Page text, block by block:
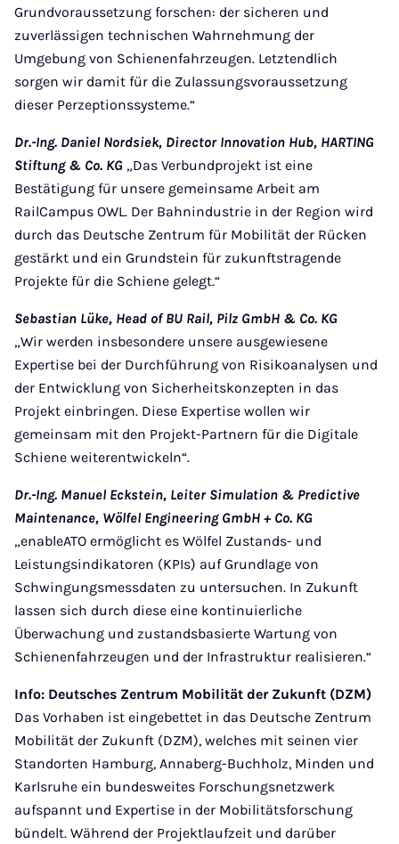
Grundvoraussetzung forschen: der sicheren und
zuverlässigen technischen Wahrnehmung der
Umgebung von Schienenfahrzeugen. Letztendlich
sorgen wir damit für die Zulassungsvoraussetzung
dieser Perzeptionssysteme.“
Dr.-Ing. Daniel Nordsiek, Director Innovation Hub, HARTING
Stiftung & Co. KG „Das Verbundprojekt ist eine
Bestätigung für unsere gemeinsame Arbeit am
RailCampus OWL. Der Bahnindustrie in der Region wird
durch das Deutsche Zentrum für Mobilität der Rücken
gestärkt und ein Grundstein für zukunftstragende
Projekte für die Schiene gelegt.“
Sebastian Lüke, Head of BU Rail, Pilz GmbH & Co. KG
„Wir werden insbesondere unsere ausgewiesene
Expertise bei der Durchführung von Risikoanalysen und
der Entwicklung von Sicherheitskonzepten in das
Projekt einbringen. Diese Expertise wollen wir
gemeinsam mit den Projekt-Partnern für die Digitale
Schiene weiterentwickeln“.
Dr.-Ing. Manuel Eckstein, Leiter Simulation & Predictive
Maintenance, Wölfel Engineering GmbH + Co. KG
„enableATO ermöglicht es Wölfel Zustands- und
Leistungsindikatoren (KPIs) auf Grundlage von
Schwingungsmessdaten zu untersuchen. In Zukunft
lassen sich durch diese eine kontinuierliche
Überwachung und zustandsbasierte Wartung von
Schienenfahrzeugen und der Infrastruktur realisieren.“
Info: Deutsches Zentrum Mobilität der Zukunft (DZM)
Das Vorhaben ist eingebettet in das Deutsche Zentrum
Mobilität der Zukunft (DZM), welches mit seinen vier
Standorten Hamburg, Annaberg-Buchholz, Minden und
Karlsruhe ein bundesweites Forschungsnetzwerk
aufspannt und Expertise in der Mobilitätsforschung
bündelt. Während der Projektlaufzeit und darüber